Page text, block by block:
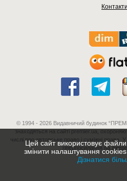
Контакти
© 1994 - 2026 Видавничий будинок
знаходяться на сайті premier.ua,
числі про авторське право і суміжні права.
гіперпосилання на
Цей сайт використовує
змінити налаштування cookies
Дізнатися